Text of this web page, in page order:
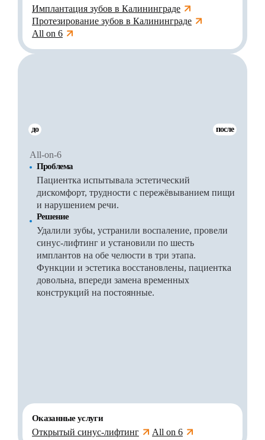
Имплантация зубов в Калининграде
Протезирование зубов в Калининграде
All on 6
до после
All-on-6
Проблема
Пациентка испытывала эстетический
дискомфорт, трудности с пережёвыванием пищи
и нарушением речи.
Решение
Удалили зубы, устранили воспаление, провели
синус-лифтинг и установили по шесть
имплантов на обе челюсти в три этапа.
Функции и эстетика восстановлены, пациентка
довольна, впереди замена временных
конструкций на постоянные.
Оказанные услуги
Открытый синус-лифтинг All on 6